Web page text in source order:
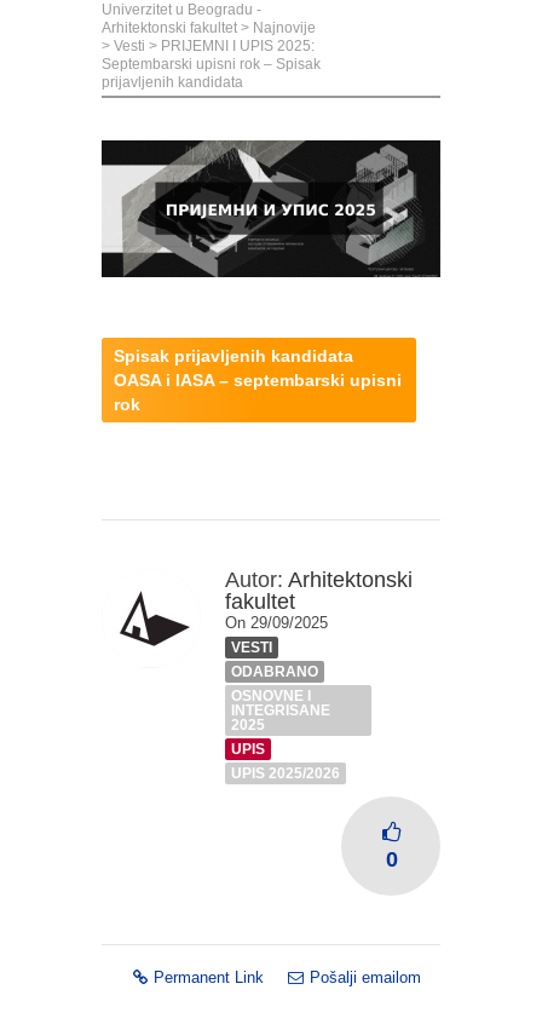
Univerzitet u Beogradu -
Arhitektonski fakultet > Najnovije
> Vesti > PRIJEMNI I UPIS 2025:
Septembarski upisni rok – Spisak
prijavljenih kandidata
Spisak prijavljenih kandidata
OASA i IASA – septembarski upisni
rok
Autor: Arhitektonski
fakultet
On 29/09/2025
VESTI
ODABRANO
OSNOVNE I
INTEGRISANE
2025
UPIS
UPIS 2025/2026
0
Permanent Link Pošalji emailom